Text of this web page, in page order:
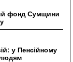
фонд Сумщини
у Пенсійному